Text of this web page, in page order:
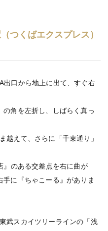
つくばエクスプレス）
出口から地上に出て、すぐ右
角を左折し、しばらく真っ
越えて、さらに「千束通り」
』のある交差点を右に曲が
手に『ちゃこーる』がありま
武スカイツリーラインの「浅